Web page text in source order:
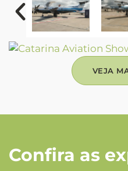
VEJA
Confira as